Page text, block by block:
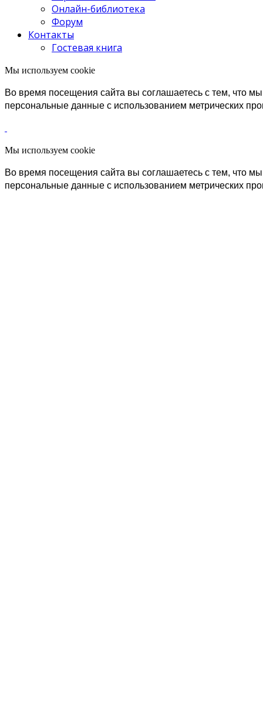
Онлайн-библиотека
Форум
Контакты
Гостевая книга
Мы используем cookie
Во время посещения сайта вы соглашаетесь с тем, что
персональные данные с использованием метрических
Мы используем cookie
Во время посещения сайта вы соглашаетесь с тем, что
персональные данные с использованием метрических